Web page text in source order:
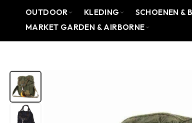
OUTDOOR KLEDING SCHOENEN &
MARKET GARDEN & AIRBORNE